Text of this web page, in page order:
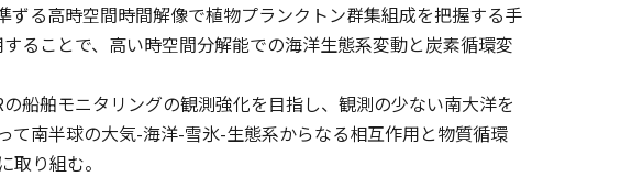
ずる高時空間時間解像で植物プランクトン群集組成を把握する手
ることで、高い時空間分解能での海洋生態系変動と炭素循環変
船舶モニタリングの観測強化を目指し、観測の少ない南大洋を
南半球の大気-海洋-雪氷-生態系からなる相互作用と物質循環
り組む。